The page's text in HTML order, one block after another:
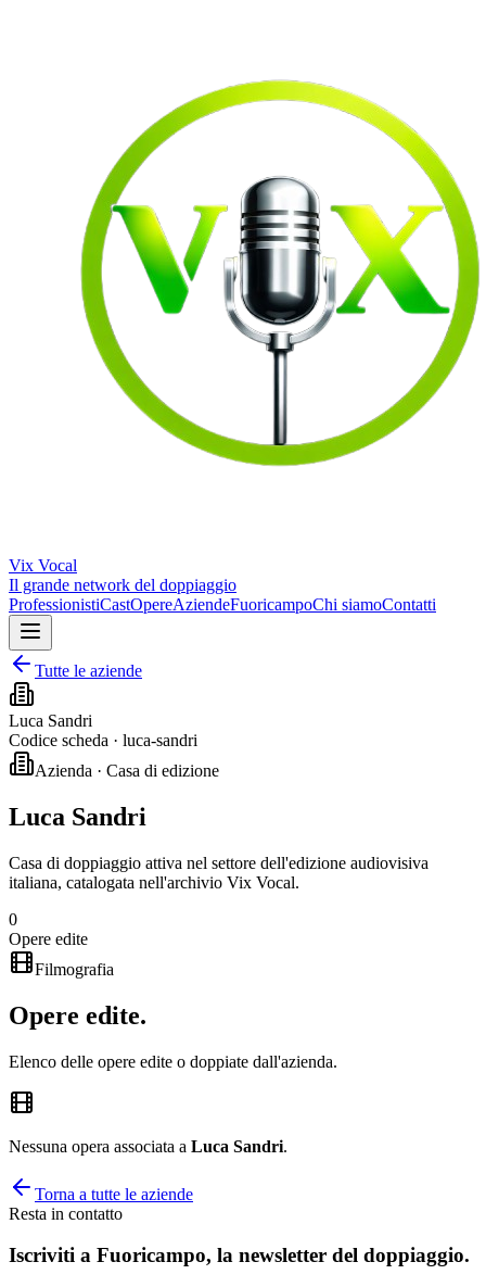
Vix Vocal
Il grande network del doppiaggio
ProfessionistiCastOpereAziendeFuoricampoChi siamoContatti
Tutte le aziende
Luca Sandri
Codice scheda · luca-sandri
Azienda · Casa di edizione
Luca Sandri
Casa di doppiaggio attiva nel settore dell'edizione audiovisiva
italiana, catalogata nell'archivio Vix Vocal.
0
Opere edite
Filmografia
Opere edite.
Elenco delle opere edite o doppiate dall'azienda.
Nessuna opera associata a Luca Sandri.
Torna a tutte le aziende
Resta in contatto
Iscriviti a Fuoricampo, la newsletter del doppiaggio.